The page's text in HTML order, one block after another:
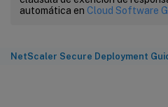
automática en Cloud Software
NetScaler Secure Deployment